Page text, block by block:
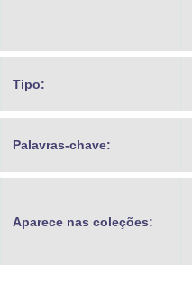
Tipo:
Palavras-chave:
Aparece nas coleções: